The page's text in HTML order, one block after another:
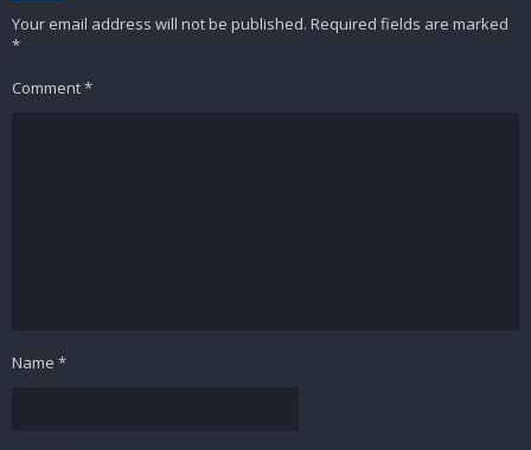
Your email address will not be published. Required fields are marked
*
Comment*
Name *